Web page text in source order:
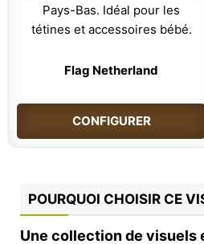
Flag Netherland
CONFIGURER
POURQUOI CHOISIR CE
Une collection de visuels